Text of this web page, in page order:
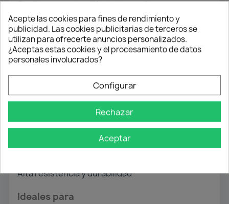
Gracias a su extracción total, permiten un acceso
completo y cómodo al contenido del cajón o
plataforma extraíble.
Características principales
Extracción total
Sistema con bloqueo de seguridad
Perfil reforzado 76x19 mm
Capacidad de carga hasta 220 kg según medida
Acero galvanizado anticorrosión
Rodamientos de acero de alta calidad
Alta resistencia y durabilidad
Ideales para
Acepte las cookies para fines de rendimiento y
publicidad. Las cookies publicitarias de terceros se
utilizan para ofrecerte anuncios personalizados.
¿Aceptas estas cookies y el procesamiento de datos
personales involucrados?
Configurar
Rechazar
Aceptar